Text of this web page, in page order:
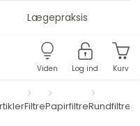
Lægepraksis
Viden Log ind Kurv
FiltrePapirfiltreRundfiltre